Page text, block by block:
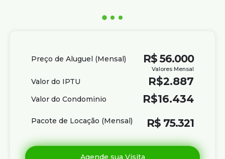
R$ 56.000
Preço de Aluguel (Mensal)
Valores Mensal
Valor do IPTU R$2.887
Valor do Condominio R$16.434
R$ 75.321
Pacote de Locação (Mensal)